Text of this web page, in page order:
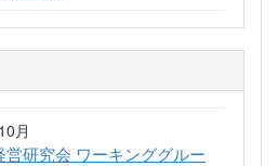
月
研究会 ワーキンググルー